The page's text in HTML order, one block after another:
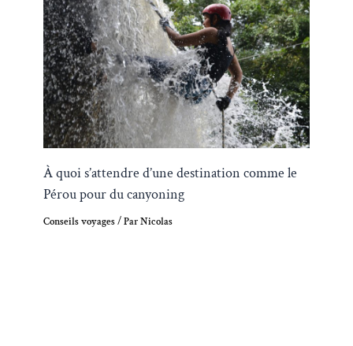
À quoi s’attendre d’une destination comme le
Pérou pour du canyoning
Conseils voyages/ ParNicolas